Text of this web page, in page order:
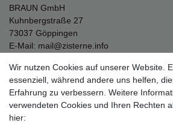
BRAUN GmbH
Kuhnbergstraße 27
73037 Göppingen
E-Mail: mail@zisterne.info
Unternehmen
Datenschutzerklärung
Impressum
Wir nutzen Cookies auf unserer Website.
essenziell, während andere uns helfen,
Erfahrung zu verbessern. Weitere
verwendeten Cookies und Ihren Rechten
hier: